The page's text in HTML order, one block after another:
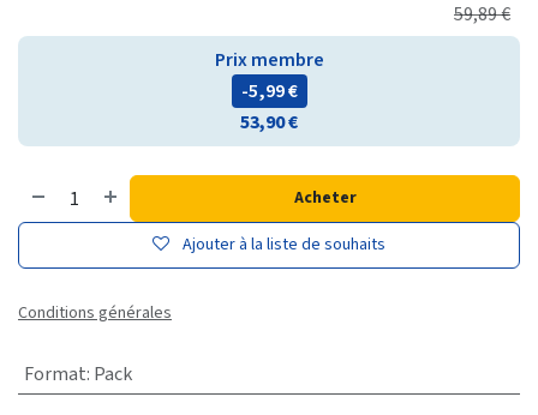
59,89€
Prix membre
- 5,99€
53,90€
Acheter
Ajouter à la liste de souhaits
Conditions générales
Format: Pack